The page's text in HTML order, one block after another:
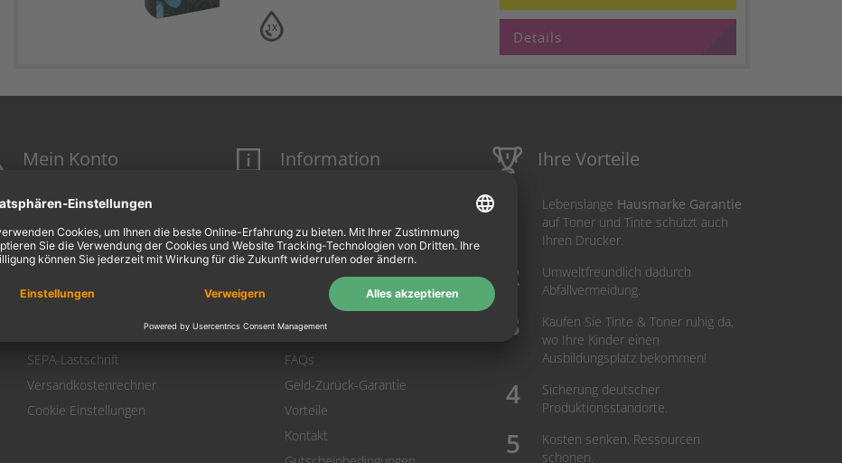
1X
Details
Mein Konto
Mein Konto
Login
Warenkorb
SEPA-Lastschrift
Versandkostenrechner
Cookie Einstellungen
Information
AGB
Datenschutz
Widerrufsbelehrung
Hausmarken-Garantie
Impressum
FAQs
Geld-Zurück-Garantie
Vorteile
Kontakt
Ihre Vorteile
Lebenslange Hausmarke Garantie
auf Toner und Tinte schützt auch
Ihren Drucker.
Umweltfreundlich dadurch
Abfallvermeidung.
Kaufen Sie Tinte & Toner ruhig da,
wo Ihre Kinder einen
Ausbildungsplatz bekommen!
Sicherung deutscher
Produktionsstandorte.
Kosten senken, Ressourcen
schonen.